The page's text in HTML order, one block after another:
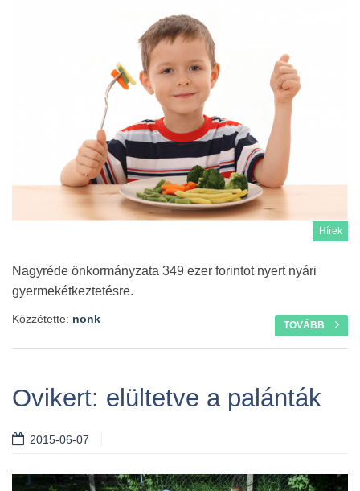
Hírek
Nagyréde önkormányzata 349 ezer forintot nyert nyári
gyermekétkeztetésre.
TOVÁBB
Közzétette: nonk
Ovikert: elültetve a palánták
2015-06-07